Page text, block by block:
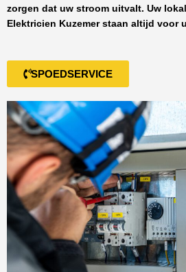
zorgen dat uw stroom uitvalt. Uw
Elektricien Kuzemerstaan altijd voor
SPOEDSERVICE